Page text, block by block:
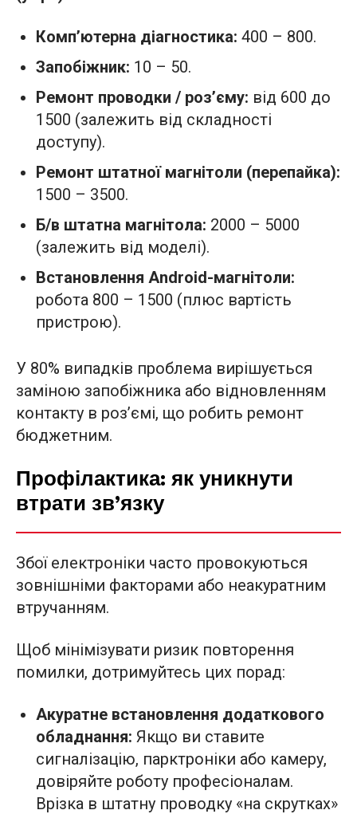
Комп’ютерна діагностика: 400 – 800.
Запобіжник: 10 – 50.
Ремонт проводки / роз’єму: від 600 до
1500 (залежить від складності
доступу).
Ремонт штатної магнітоли (перепайка):
1500 – 3500.
Б/в штатна магнітола: 2000 – 5000
(залежить від моделі).
Встановлення Android-магнітоли:
робота 800 – 1500 (плюс вартість
пристрою).
У 80% випадків проблема вирішується
заміною запобіжника або відновленням
контакту в роз’ємі, що робить ремонт
бюджетним.
Профілактика: як уникнути
втрати зв’язку
Збої електроніки часто провокуються
зовнішніми факторами або неакуратним
втручанням.
Щоб мінімізувати ризик повторення
помилки, дотримуйтесь цих порад:
Акуратне встановлення додаткового
обладнання: Якщо ви ставите
сигналізацію, парктроніки або камеру,
довіряйте роботу професіоналам.
Врізка в штатну проводку «на скрутках»